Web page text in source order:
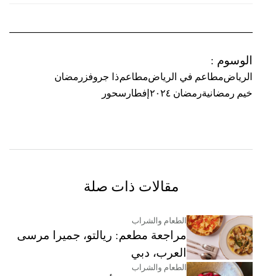
الوسوم :
الرياضمطاعم في الرياضمطاعمذا جروفز رمضان
خيم رمضانيةرمضان ٢٠٢٤ إفطار سحور
مقالات ذات صلة
الطعام والشراب
مراجعة مطعم: ريالتو، جميرا مرسى
العرب، دبي
الطعام والشراب